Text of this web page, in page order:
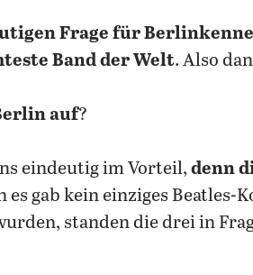
Frage für
Band der Welt. Also
auf?
eindeutig im Vorteil,denn
es gab kein einziges Beatles-
standen die drei in